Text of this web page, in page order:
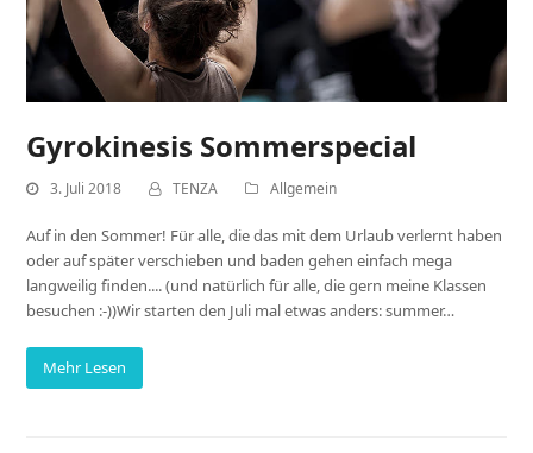
Gyrokinesis Sommerspecial
3. Juli 2018 TENZA Allgemein
Auf in den Sommer! Für alle, die das mit dem Urlaub verlernt haben
oder auf später verschieben und baden gehen einfach mega
langweilig finden.... (und natürlich für alle, die gern meine Klassen
besuchen :-))Wir starten den Juli mal etwas anders: summer…
Mehr Lesen